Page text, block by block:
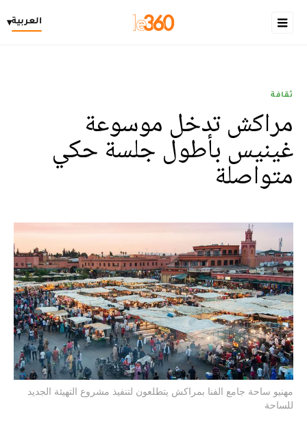
العربية▾
ثقافة
مراكش تدخل موسوعة
غينيس بأطول جلسة حكي
متواصلة
مهنيو ساحة جامع الفنا بمراكش يتطلعون لتنفيذ مشروع التهيئة الجديد
للساحة